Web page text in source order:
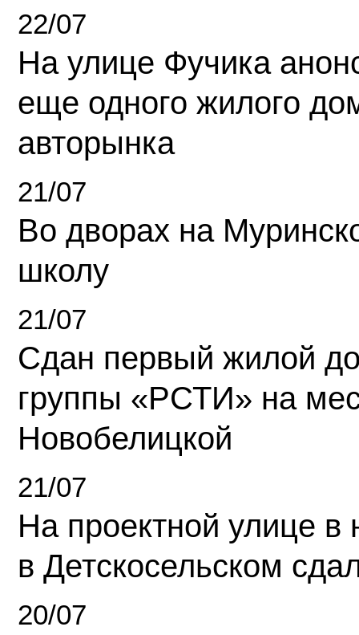
22/07
На улице Фучика
еще одного жилого
авторынка
21/07
Во дворах на
школу
21/07
Сдан первый жилой
группы «РСТИ» на
Новобелицкой
21/07
На проектной улице
в Детскосельском
20/07